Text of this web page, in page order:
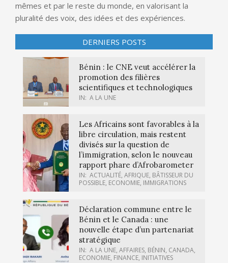
mêmes et par le reste du monde, en valorisant la
pluralité des voix, des idées et des expériences.
DERNIERS POSTS
Bénin : le CNE veut accélérer la
promotion des filières
scientifiques et technologiques
IN: A LA UNE
Les Africains sont favorables à la
libre circulation, mais restent
divisés sur la question de
l’immigration, selon le nouveau
rapport phare d’Afrobarometer
IN: ACTUALITÉ, AFRIQUE, BÂTISSEUR DU
POSSIBLE, ECONOMIE, IMMIGRATIONS
Déclaration commune entre le
Bénin et le Canada : une
nouvelle étape d’un partenariat
stratégique
IN: A LA UNE, AFFAIRES, BÉNIN, CANADA,
ECONOMIE, FINANCE, INITIATIVES